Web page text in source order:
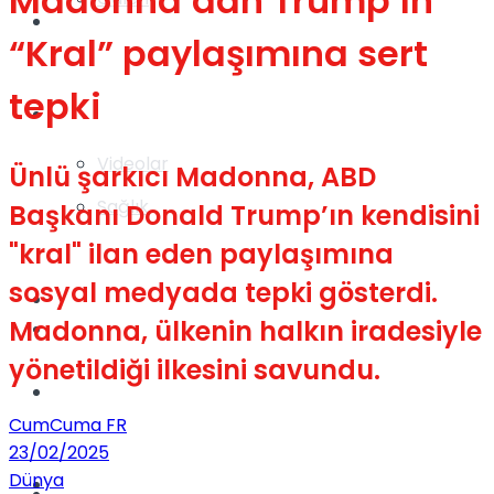
Videolar
Gündem
Gündem
Yaşam
Sağlık
TV
Dünya
“Kral” paylaşımına sert
tepki
Ünlü şarkıcı Madonna, ABD
Başkanı Donald Trump’ın kendisini
"kral" ilan eden paylaşımına
sosyal medyada tepki gösterdi.
Madonna, ülkenin halkın iradesiyle
yönetildiği ilkesini savundu.
CumCuma FR
23/02/2025
Dünya